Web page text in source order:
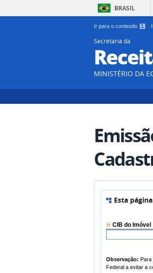
BRASIL
Ir para o conteúdo 1
Secretaria da
MINISTÉRIO DA
CIB do Imóvel
Observação: Para que a